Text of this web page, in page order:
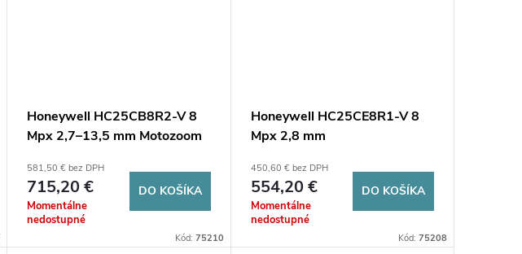
Honeywell HC25CB8R2-V 8
Mpx 2,7–13,5 mm Motozoom
581,50 € bez DPH
715,20 €
Momentálne
nedostupné
DO KOŠÍKA
Kód: 75210
Honeywell HC25CE8R1-V 8
Mpx 2,8 mm
450,60 € bez DPH
554,20 €
Momentálne
nedostupné
DO KOŠÍKA
Kód: 75208